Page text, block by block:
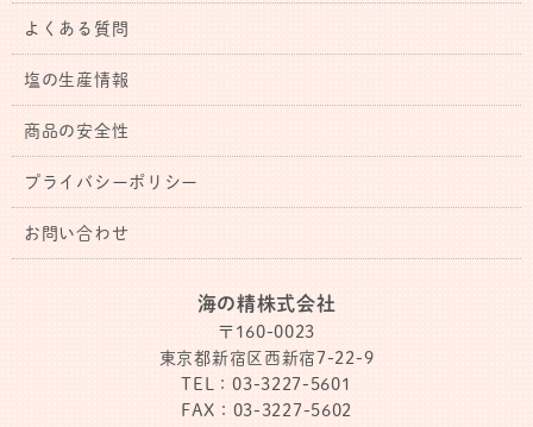
よくある質問
塩の生産情報
商品の安全性
プライバシーポリシー
お問い合わせ
海の精株式会社
〒160-0023
東京都新宿区西新宿7-22-9
TEL：03-3227-5601
FAX：03-3227-5602